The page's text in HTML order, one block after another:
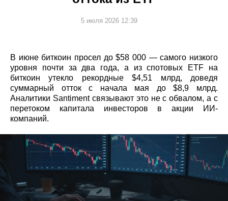
5 июля 2026 12:39
В июне биткоин просел до $58 000 — самого низкого
уровня почти за два года, а из спотовых ETF на
биткоин утекло рекордные $4,51 млрд, доведя
суммарный отток с начала мая до $8,9 млрд.
Аналитики Santiment связывают это не с обвалом, а с
перетоком капитала инвесторов в акции ИИ-
компаний.